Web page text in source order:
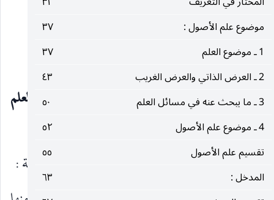
موضوع علم الأصول :
٣٧
1 ـ موضوع العلم
٣٧
2 ـ العرض الذاتي والعرض الغريب
٤٣
3 ـ ما يبحث عنه في مسائل العلم
٥٠
4 ـ موضوع علم الأصول
٥٢
تقسيم علم الأصول
٥٥
المدخل :
٦٣
البحوث المساهمة في عملية الاستنباط.
التعريف المدرسي
والتعريف المدرسي المعروف لعلم الأصول :أنه العلم
بالقواعد الممهدة لاستنباط الحكم الشرعي.
وقد وجه إلى هذا التعريف ثلاثة اعتراضات رئيسية :